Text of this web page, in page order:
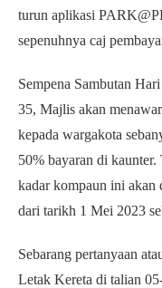
turun aplikasi
sepenuhnya caj
Sempena Sambutan
35, Majlis akan
kepada wargakota
50% bayaran di kaunter.
kadar kompaun ini akan
dari tarikh 1 Mei 2023
Sebarang pertanyaan
Letak Kereta di talian